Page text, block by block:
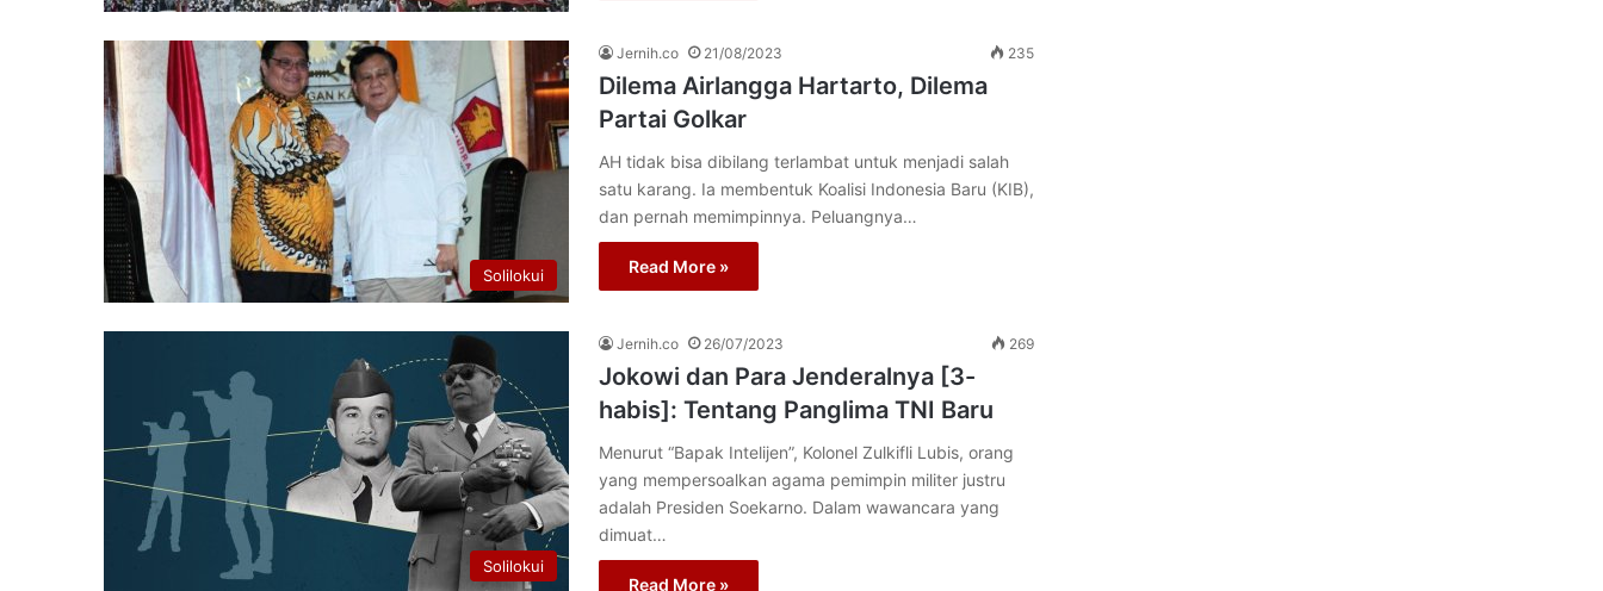
Solilokui
Jernih.co 21/08/2023 235
Dilema Airlangga Hartarto, Dilema
Partai Golkar
AH tidak bisa dibilang terlambat untuk menjadi salah
satu karang. Ia membentuk Koalisi Indonesia Baru (KIB),
dan pernah memimpinnya. Peluangnya…
Read More »
Solilokui
Jernih.co 26/07/2023 269
Jokowi dan Para Jenderalnya [3-
habis]: Tentang Panglima TNI Baru
Menurut “Bapak Intelijen”, Kolonel Zulkifli Lubis, orang
yang mempersoalkan agama pemimpin militer justru
adalah Presiden Soekarno. Dalam wawancara yang
dimuat…
Read More »